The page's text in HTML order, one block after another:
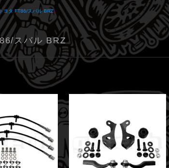
トヨタ FT86/スバル BRZ
スバル BRZ